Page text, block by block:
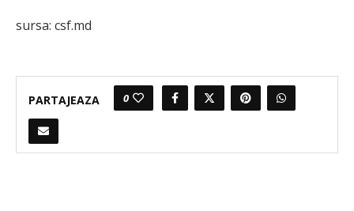
sursa: csf.md
PARTAJEAZA 0